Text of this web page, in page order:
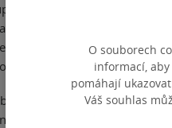
the scene. When the body
the killer is sending riddles,
before they happen. But
late.
more and more
web, pulling Joona
O souborech
informací,
pomáhají
Váš souhlas